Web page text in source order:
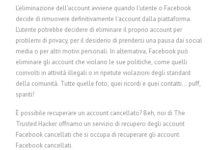
L'eliminazione dell'account avviene quando l'utente o Facebook
decide di rimuovere definitivamente l'account dalla piattaforma.
L'utente potrebbe decidere di eliminare il proprio account per
problemi di privacy, per il desiderio di prendersi una pausa dai social
media o per altri motivi personali. In alternativa, Facebook può
eliminare gli account che violano le sue politiche, come quelli
coinvolti in attività illegali o in ripetute violazioni degli standard
della comunità. Tutte quelle foto, quei ricordi e quei contatti... puff,
spariti!
È possibile recuperare un account cancellato? Beh, noi di The
Trusted Hacker offriamo un servizio di recupero degli account
Facebook cancellati che si occupa di recuperare gli account
Facebook cancellati.